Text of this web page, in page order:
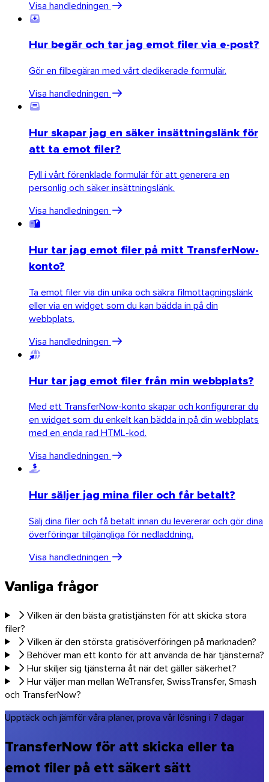
Visa handledningen
Hur begär och tar jag emot filer via e-post?
Gör en filbegäran med vårt dedikerade formulär.
Visa handledningen
Hur skapar jag en säker insättningslänk för
att ta emot filer?
Fyll i vårt förenklade formulär för att generera en
personlig och säker insättningslänk.
Visa handledningen
Hur tar jag emot filer på mitt TransferNow-
konto?
Ta emot filer via din unika och säkra filmottagningslänk
eller via en widget som du kan bädda in på din
webbplats.
Visa handledningen
Hur tar jag emot filer från min webbplats?
Med ett TransferNow-konto skapar och konfigurerar du
en widget som du enkelt kan bädda in på din webbplats
med en enda rad HTML-kod.
Visa handledningen
Hur säljer jag mina filer och får betalt?
Sälj dina filer och få betalt innan du levererar och gör dina
överföringar tillgängliga för nedladdning.
Visa handledningen
Vanliga frågor
Vilken är den bästa gratistjänsten för att skicka stora
filer?
Vilken är den största gratisöverföringen på marknaden?
Behöver man ett konto för att använda de här tjänsterna?
Hur skiljer sig tjänsterna åt när det gäller säkerhet?
Hur väljer man mellan WeTransfer, SwissTransfer, Smash
och TransferNow?
Upptäck och jämför våra planer, prova vår lösning i 7 dagar
TransferNow för att skicka eller ta
emot filer på ett säkert sätt